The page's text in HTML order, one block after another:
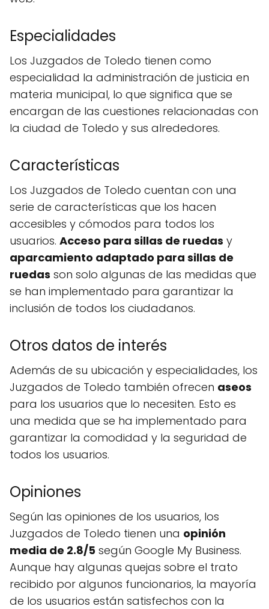
Especialidades
Los Juzgados de Toledo tienen como
especialidad la administración de justicia en
materia municipal, lo que significa que se
encargan de las cuestiones relacionadas con
la ciudad de Toledo y sus alrededores.
Características
Los Juzgados de Toledo cuentan con una
serie de características que los hacen
accesibles y cómodos para todos los
usuarios. Acceso para sillas de ruedas y
aparcamiento adaptado para sillas de
ruedas son solo algunas de las medidas que
se han implementado para garantizar la
inclusión de todos los ciudadanos.
Otros datos de interés
Además de su ubicación y especialidades, los
Juzgados de Toledo también ofrecen aseos
para los usuarios que lo necesiten. Esto es
una medida que se ha implementado para
garantizar la comodidad y la seguridad de
todos los usuarios.
Opiniones
Según las opiniones de los usuarios, los
Juzgados de Toledo tienen una opinión
media de 2.8/5 según Google My Business.
Aunque hay algunas quejas sobre el trato
recibido por algunos funcionarios, la mayoría
de los usuarios están satisfechos con la